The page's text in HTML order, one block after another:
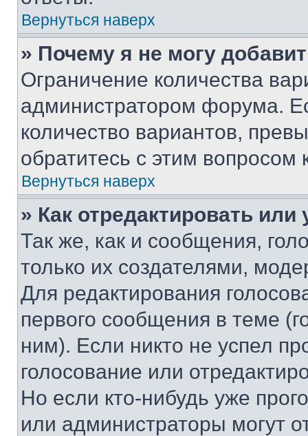
Вернуться наверх
» Почему я не могу
Ограничение количества
администратором форума.
количество вариантов,
обратитесь с этим вопросом
Вернуться наверх
» Как отредактировать
Так же, как и сообщения,
только их создателями,
Для редактирования
первого сообщения в теме
ним). Если никто не успел
голосование или
Но если кто-нибудь уже
или администраторы могут